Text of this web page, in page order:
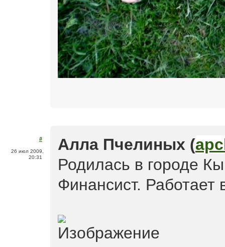
#
26 июл 2009,
20:31
Алла Пчелиных (
Родилась в городе
Финансист. Работает